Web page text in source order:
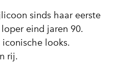
sinds haar eerste
eind jaren 90.
iconische looks.
rij.